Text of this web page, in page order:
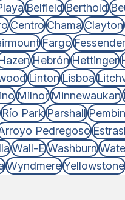
BelfieldBerthold
CentroChamaClayton
Fargo
HebrónHettinger
LintonLisboa
MilnorMinnewaukan
Río ParkParshall
Pedregoso
Wall-EWashburn
WyndmereYellowstone